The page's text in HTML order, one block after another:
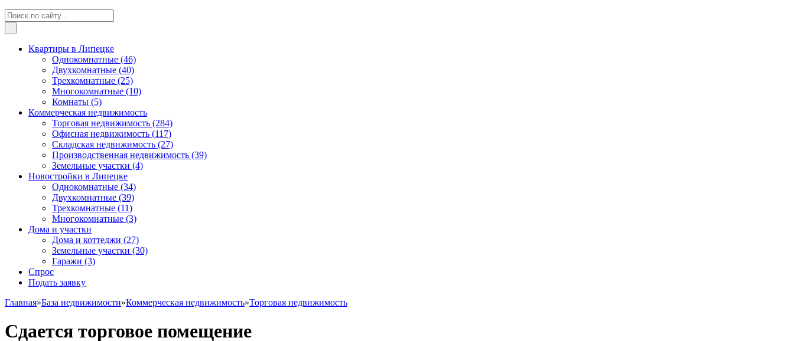
Квартиры в Липецке
Однокомнатные (46)
Двухкомнатные (40)
Трехкомнатные (25)
Многокомнатные (10)
Комнаты (5)
Коммерческая недвижимость
Торговая недвижимость (284)
Офисная недвижимость (117)
Складская недвижимость (27)
Производственная недвижимость (39)
Земельные участки (4)
Новостройки в Липецке
Однокомнатные (34)
Двухкомнатные (39)
Трехкомнатные (11)
Многокомнатные (3)
Дома и участки
Дома и коттеджи (27)
Земельные участки (30)
Гаражи (3)
Спрос
Подать заявку
Главная»База недвижимости»Коммерческая недвижимость»Торговая недвижимость
Сдается торговое помещение